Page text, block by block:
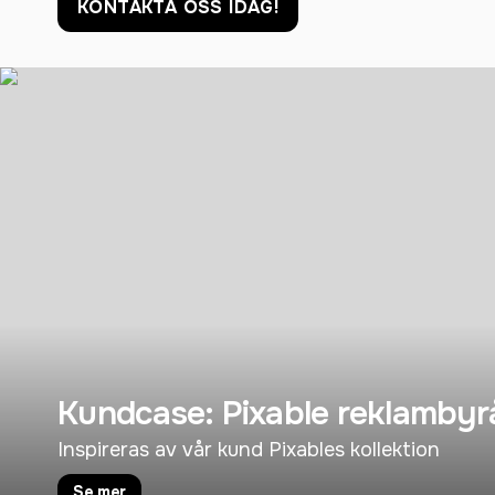
KONTAKTA OSS IDAG!
Kundcase: Pixable
Inspireras av vår kund Pixables kollektion